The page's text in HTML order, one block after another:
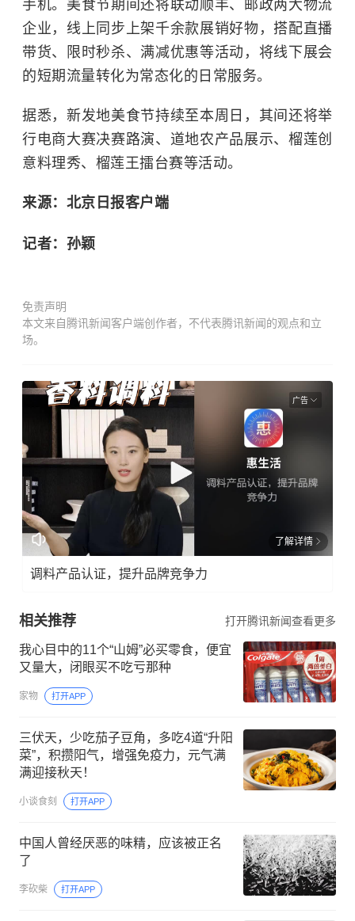
手机。美食节期间还将联动顺丰、邮政两大物流
企业，线上同步上架千余款展销好物，搭配直播
带货、限时秒杀、满减优惠等活动，将线下展会
的短期流量转化为常态化的日常服务。
据悉，新发地美食节持续至本周日，其间还将举
行电商大赛决赛路演、道地农产品展示、榴莲创
意料理秀、榴莲王擂台赛等活动。
来源：北京日报客户端
记者：孙颖
免责声明
本文来自腾讯新闻客户端创作者，不代表腾讯新闻的观点和立
场。
广告
了解详情
调料产品认证，提升品牌竞争力
相关推荐 打开腾讯新闻查看更多
我心目中的11个“山姆”必买零食，便宜
又量大，闭眼买不吃亏那种
家物 打开APP
三伏天，少吃茄子豆角，多吃4道“升阳
菜”，积攒阳气，增强免疫力，元气满
满迎接秋天！
小谈食刻 打开APP
中国人曾经厌恶的味精，应该被正名
了
李砍柴 打开APP